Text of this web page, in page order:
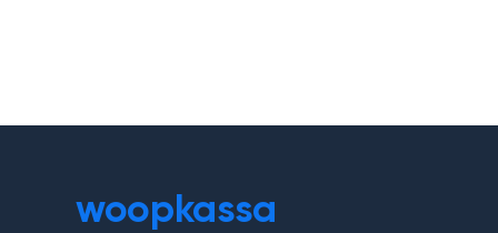
woopkassa